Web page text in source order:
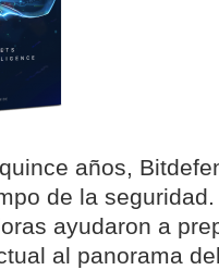
años,
de la
ayudaron a
al panorama